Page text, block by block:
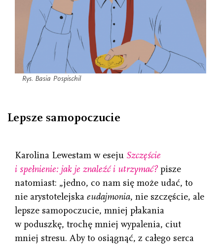
Rys. Basia Pospischil
Lepsze samopoczucie
Karolina Lewestam w eseju Szczęście
i spełnienie: jak je znaleźć i utrzymać? pisze
natomiast: „jedno, co nam się może udać, to
nie arystotelejska eudajmonia, nie szczęście, ale
lepsze samopoczucie, mniej płakania
w poduszkę, trochę mniej wypalenia, ciut
mniej stresu. Aby to osiągnąć, z całego serca